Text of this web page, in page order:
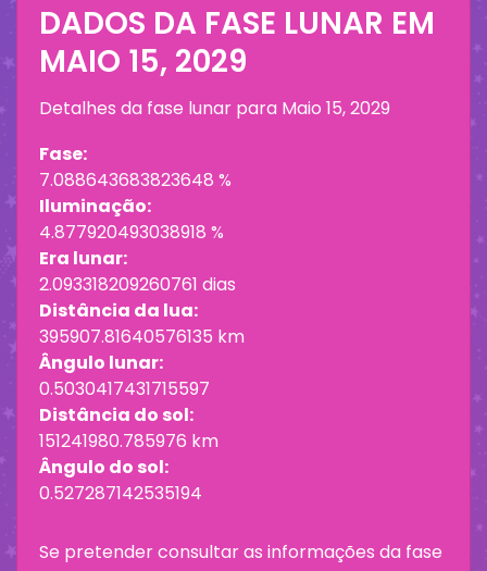
DADOS DA FASE LUNAR EM
MAIO 15, 2029
Detalhes da fase lunar para Maio 15, 2029
Fase:
7.088643683823648 %
Iluminação:
4.877920493038918 %
Era lunar:
2.093318209260761 dias
Distância da lua:
395907.81640576135 km
Ângulo lunar:
0.5030417431715597
Distância do sol:
151241980.785976 km
Ângulo do sol:
0.527287142535194
Se pretender consultar as informações da fase